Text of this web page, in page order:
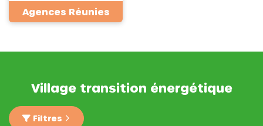
Agences Réunies
Village transition énergétique
Filtres